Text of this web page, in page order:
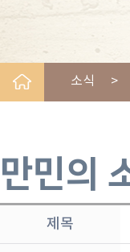
소식 >
만민의
제목